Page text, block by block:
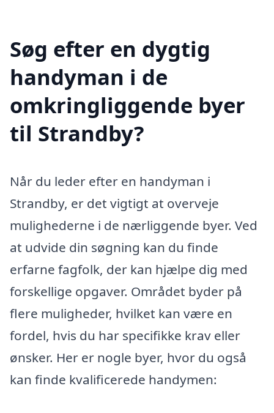
Søg efter en dygtig
handyman i de
omkringliggende byer
til Strandby?
Når du leder efter en handyman i
Strandby, er det vigtigt at overveje
mulighederne i de nærliggende byer. Ved
at udvide din søgning kan du finde
erfarne fagfolk, der kan hjælpe dig med
forskellige opgaver. Området byder på
flere muligheder, hvilket kan være en
fordel, hvis du har specifikke krav eller
ønsker. Her er nogle byer, hvor du også
kan finde kvalificerede handymen: